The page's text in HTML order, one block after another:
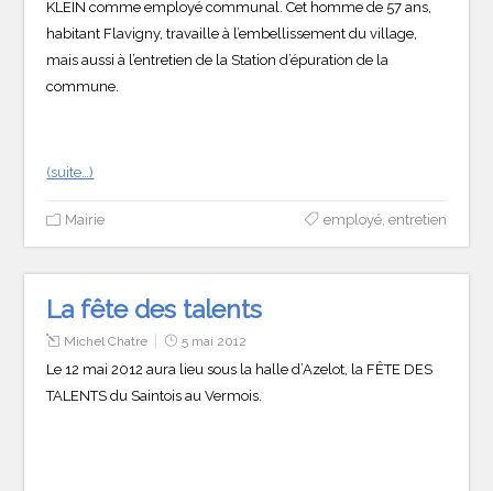
KLEIN comme employé communal. Cet homme de 57 ans,
habitant Flavigny, travaille à l’embellissement du village,
mais aussi à l’entretien de la Station d’épuration de la
commune.
(suite…)
Mairie employé, entretien
La fête des talents
Michel Chatre 5 mai 2012
Le 12 mai 2012 aura lieu sous la halle d’Azelot, la FÊTE DES
TALENTS du Saintois au Vermois.